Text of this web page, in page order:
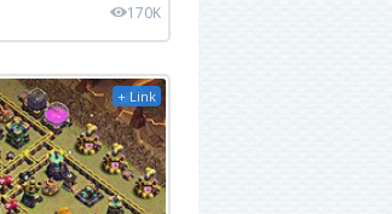
170K
+ Link